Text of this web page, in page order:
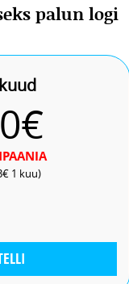
palun logi
1 kuu)